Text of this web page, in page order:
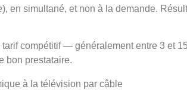
simultané, et non à la demande.
compétitif — généralement entre 3 et
bon prestataire.